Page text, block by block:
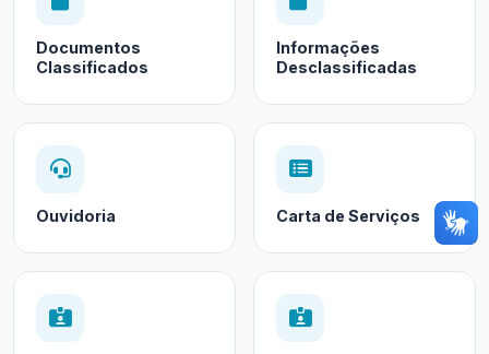
Documentos
Classificados
Informações
Desclassificadas
Ouvidoria Carta de Serviços